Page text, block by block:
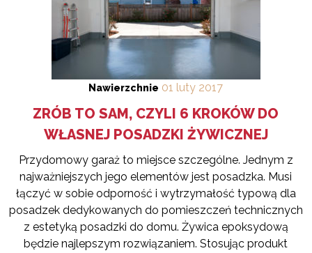
Nawierzchnie 01 luty 2017
ZRÓB TO SAM, CZYLI 6 KROKÓW DO
WŁASNEJ POSADZKI ŻYWICZNEJ
Przydomowy garaż to miejsce szczególne. Jednym z
najważniejszych jego elementów jest posadzka. Musi
łączyć w sobie odporność i wytrzymałość typową dla
posadzek dedykowanych do pomieszczeń technicznych
z estetyką posadzki do domu. Żywica epoksydową
będzie najlepszym rozwiązaniem. Stosując produkt